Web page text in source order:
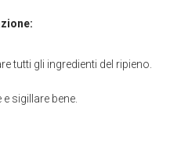
tutti gli ingredienti del ripieno.
sigillare bene.